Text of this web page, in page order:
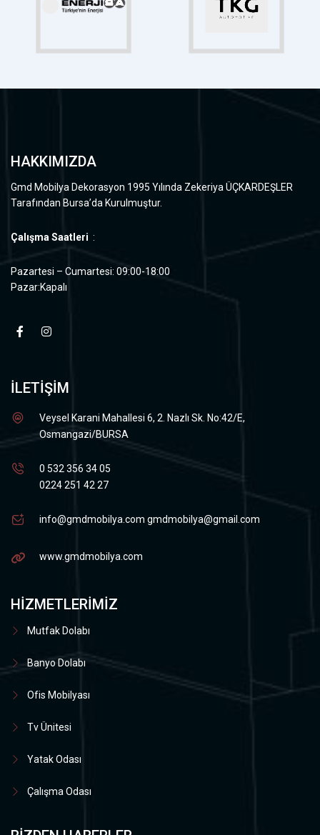
HAKKIMIZDA
Gmd Mobilya Dekorasyon 1995 Yılında Zekeriya ÜÇKARDEŞLER
Tarafından Bursa’da Kurulmuştur.
Çalışma Saatleri :
Pazartesi – Cumartesi: 09:00-18:00
Pazar:Kapalı
İLETİŞİM
Veysel Karani Mahallesi 6, 2. Nazlı Sk. No:42/E,
Osmangazi/BURSA
0 532 356 34 05
0224 251 42 27
info@gmdmobilya.com gmdmobilya@gmail.com
www.gmdmobilya.com
HIZMETLERIMIZ
Mutfak Dolabı
Banyo Dolabı
Ofis Mobilyası
Tv Ünitesi
Yatak Odası
Çalışma Odası